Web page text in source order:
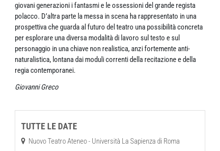
giovani generazioni i fantasmi e le ossessioni del grande regista
polacco. D’altra parte la messa in scena ha rappresentato in una
prospettiva che guarda al futuro del teatro una possibilità concreta
per esplorare una diversa modalità di lavoro sul testo e sul
personaggio in una chiave non realistica, anzi fortemente anti-
naturalistica, lontana dai moduli correnti della recitazione e della
regia contemporanei.
Giovanni Greco
TUTTE LE DATE
Nuovo Teatro Ateneo - Università La Sapienza di Roma